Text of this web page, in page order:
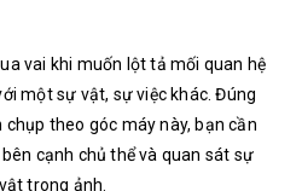
vai khi muốn lột tả mối quan hệ
một sự vật, sự việc khác. Đúng
theo góc máy này, bạn cần
cạnh chủ thể và quan sát sự
trong ảnh.